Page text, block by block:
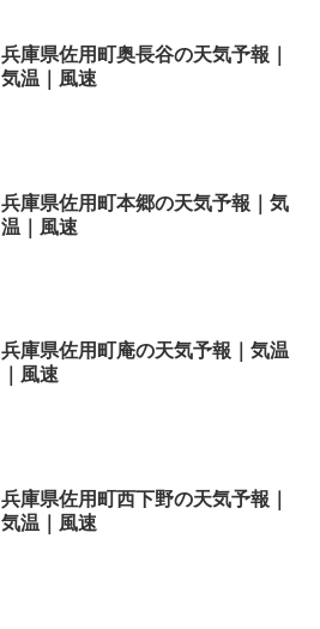
兵庫県佐用町奥長谷の天気予報｜
気温｜風速
兵庫県佐用町本郷の天気予報｜気
温｜風速
兵庫県佐用町庵の天気予報｜気温
｜風速
兵庫県佐用町西下野の天気予報｜
気温｜風速